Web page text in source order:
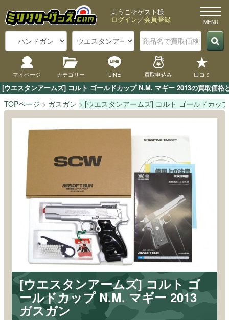
[ウエスタンアームズ] コルト ゴールドカップ N.M. マギー 2013の買取価
ようこそゲスト様
ログイン／会員登録
マイページ カテゴリー LINE 買取申込み 口コミ
TOPページ ガスガン [ウエスタンアームズ] コルト ゴールドカッ
[ウエスタンアームズ] コルト ゴ
ールドカップ N.M. マギー 2013
ガスガン